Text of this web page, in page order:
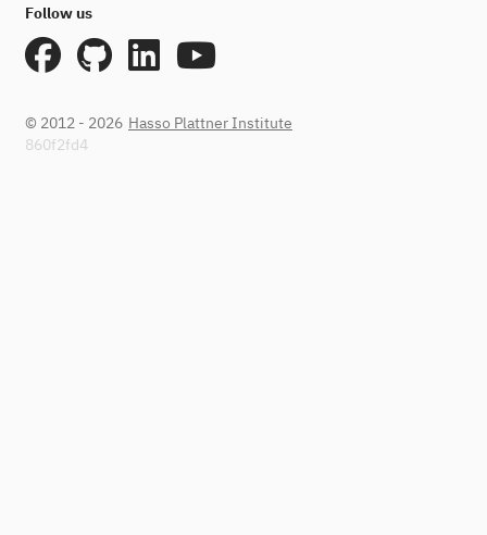
Follow us
© 2012 - 2026 Hasso Plattner Institute
860f2fd4